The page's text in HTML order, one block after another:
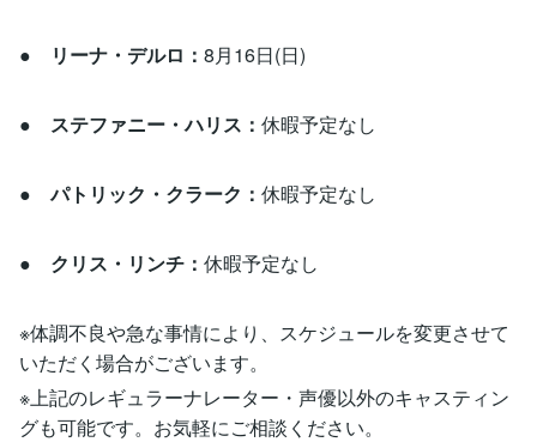
● リーナ・デルロ： 8月16日(日)
● ステファニー・ハリス： 休暇予定なし
● パトリック・クラーク： 休暇予定なし
● クリス・リンチ： 休暇予定なし
※体調不良や急な事情により、スケジュールを変更させて
いただく場合がございます。
※上記のレギュラーナレーター・声優以外のキャスティン
グも可能です。お気軽にご相談ください。